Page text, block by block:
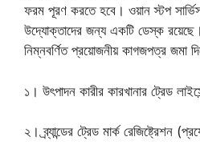
ফরম পূরণ করতে হবে। ওয়ান স্টপ
উদ্যোক্তাদের জন্য একটি ডেস্ক
নিম্নবর্ণিত প্রয়োজনীয় কাগজপত্র জমা
১। উৎপাদন কারীর কারখানার ট্রেড
২। ব্র্যান্ডের ট্রেড মার্ক রেজিষ্ট্রেশন